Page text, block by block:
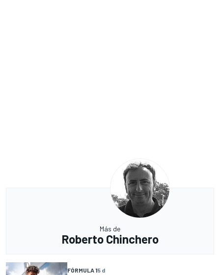
Más de
Roberto Chinchero
FÓRMULA 15 d